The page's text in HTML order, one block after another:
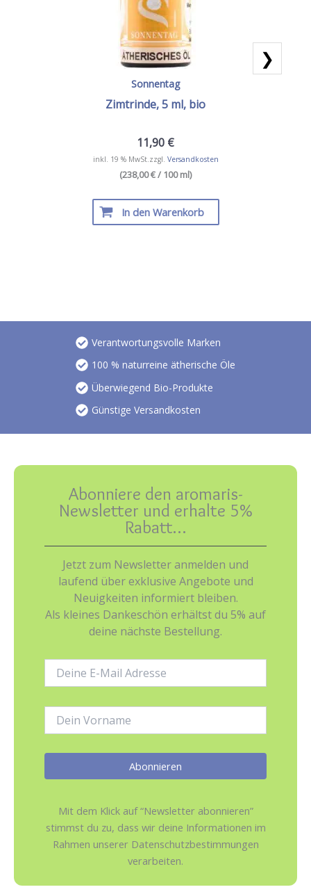
Sonnentag
Zimtrinde, 5 ml, bio
11,90 €
inkl. 19 % MwSt.zzgl. Versandkosten
(238,00 € / 100 ml)
In den Warenkorb
❯
Verantwortungsvolle Marken
100 % naturreine ätherische Öle
Überwiegend Bio-Produkte
Günstige Versandkosten
Abonniere den aromaris-
Newsletter und erhalte 5%
Rabatt…
Jetzt zum Newsletter anmelden und
laufend über exklusive Angebote und
Neuigkeiten informiert bleiben.
Als kleines Dankeschön erhältst du 5% auf
deine nächste Bestellung.
Mail-
Mit dem Klick auf “Newsletter abonnieren”
stimmst du zu, dass wir deine Informationen im
Rahmen unserer Datenschutzbestimmungen
verarbeiten.